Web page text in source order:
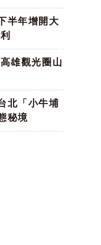
半年增開大
雄觀光圈山
北「小牛埔
秘境